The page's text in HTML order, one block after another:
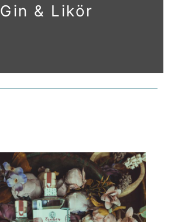
Gin & Likör